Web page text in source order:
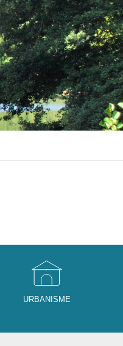
URBANISME